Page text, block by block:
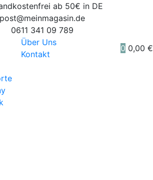
ab 50€ in DE
post@meinmagasin.de
0611 341 09 789
Über Uns
Kontakt
0 0,00 €